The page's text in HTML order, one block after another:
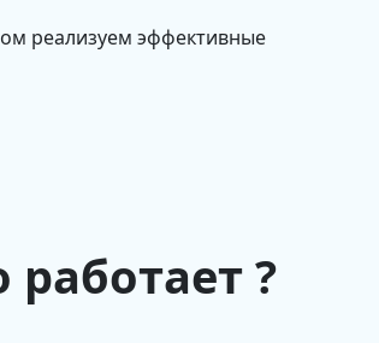
реализуем эффективные
работает ?